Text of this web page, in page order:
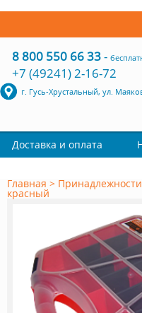
8 800 550 66 33-
+7 (49241) 2-16-72
г. Гусь-Хрустальный, ул.
Доставка и оплата
Главная >
красный